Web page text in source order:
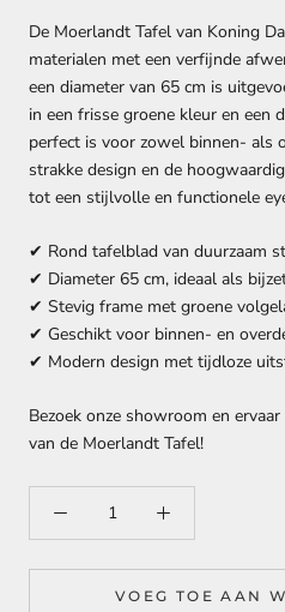
De Moerlandt Tafel van Koning
materialen met een verfijnde
een diameter van 65 cm is
in een frisse groene kleur en een
perfect is voor zowel binnen- als
strakke design en de
tot een stijlvolle en functionele
✔ Rond tafelblad van duurzaam
✔ Diameter 65 cm, ideaal als
✔ Stevig frame met groene
✔ Geschikt voor binnen- en
✔ Modern design met tijdloze
Bezoek onze showroom en
van de Moerlandt Tafel!
VOEG TOE AAN